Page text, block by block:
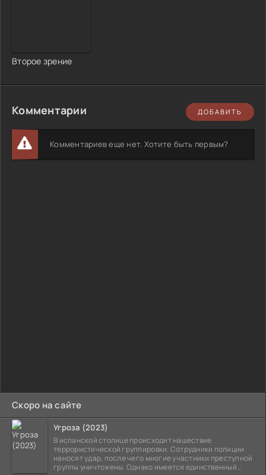
Скоро на сайте
Угроза (2023)
В испанской столице происходит нашествие
террористической группировки. Сотрудники полиции
наносят удар, после чего многие участники преступной
группы уничтожены. Однако имеется единственный
Второе зрение
Комментарии ДОБАВИТЬ
Комментариев еще нет. Хотите быть первым?